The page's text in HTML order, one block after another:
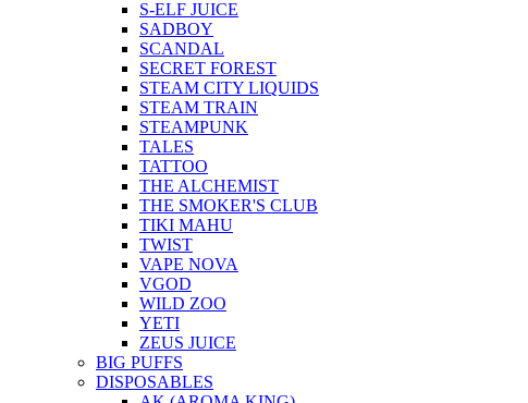
S-ELF JUICE
SADBOY
SCANDAL
SECRET FOREST
STEAM CITY LIQUIDS
STEAM TRAIN
STEAMPUNK
TALES
TATTOO
THE ALCHEMIST
THE SMOKER'S CLUB
TIKI MAHU
TWIST
VAPE NOVA
VGOD
WILD ZOO
YETI
ZEUS JUICE
BIG PUFFS
DISPOSABLES